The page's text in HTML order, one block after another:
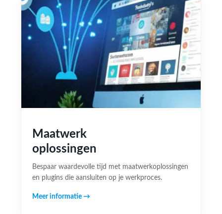
Maatwerk
oplossingen
Bespaar waardevolle tijd met maatwerkoplossingen
en plugins die aansluiten op je werkproces.
Meer informatie →